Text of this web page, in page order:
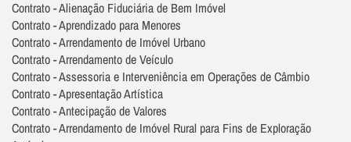
Contrato - Alienação Fiduciária de Bem Imóvel
Contrato - Aprendizado para Menores
Contrato - Arrendamento de Imóvel Urbano
Contrato - Arrendamento de Veículo
Contrato - Assessoria e Interveniência em Operações de Câmbio
Contrato - Apresentação Artística
Contrato - Antecipação de Valores
Contrato - Arrendamento de Imóvel Rural para Fins de Exploração